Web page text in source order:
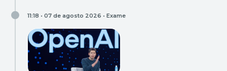
11:18 • 07 de agosto 2026 • Exame